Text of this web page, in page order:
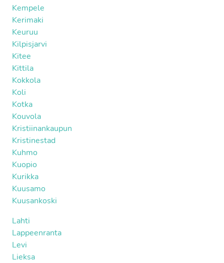
Kempele
Kerimaki
Keuruu
Kilpisjarvi
Kitee
Kittila
Kokkola
Koli
Kotka
Kouvola
Kristiinankaupun
Kristinestad
Kuhmo
Kuopio
Kurikka
Kuusamo
Kuusankoski
Lahti
Lappeenranta
Levi
Lieksa